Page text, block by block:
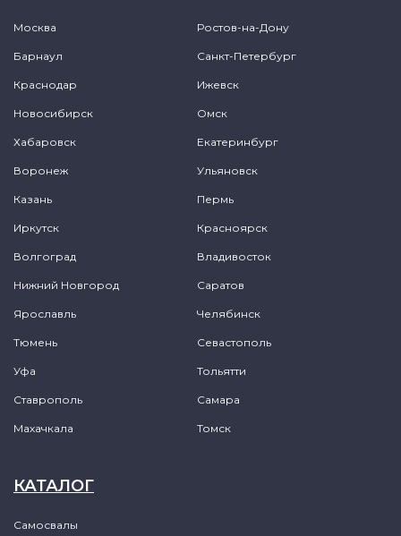
Москва Ростов-на-Дону
Барнаул Санкт-Петербург
Краснодар Ижевск
Новосибирск Омск
Хабаровск Екатеринбург
Воронеж Ульяновск
Казань Пермь
Иркутск Красноярск
Волгоград Владивосток
Нижний Новгород Саратов
Ярославль Челябинск
Тюмень Севастополь
Уфа Тольятти
Ставрополь Самара
Махачкала Томск
КАТАЛОГ
Самосвалы